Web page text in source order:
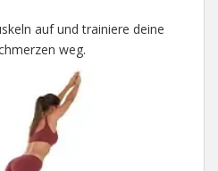
auf und trainiere deine
weg.